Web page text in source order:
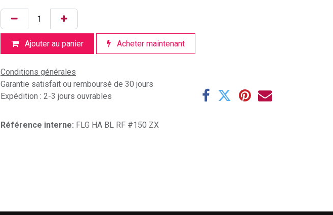
Ajouter au panier Acheter maintenant
Conditions générales
Garantie satisfait ou remboursé de 30 jours
Expédition : 2-3 jours ouvrables
Référence interne: FLG HA BL RF #150 ZX